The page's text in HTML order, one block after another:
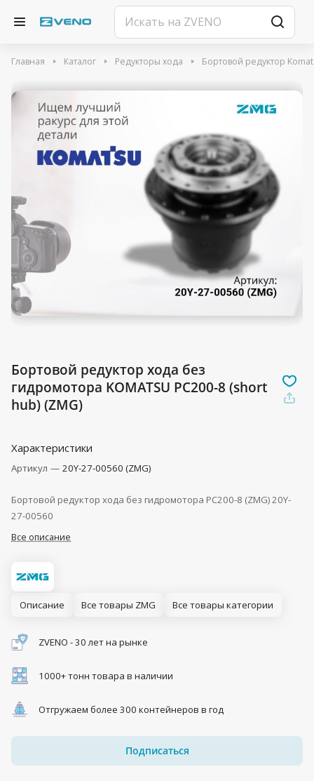
Главная Каталог Редукторы хода Бортовой редуктор
Бортовой редуктор хода без
гидромотора KOMATSU PC200-8 (short
hub) (ZMG)
Характеристики
Артикул — 20Y-27-00560 (ZMG)
Бортовой редуктор хода без гидромотора PC200-8 (ZMG) 20Y-
27-00560
Все описание
Описание Все товары ZMG Все товары категории
ZVENO - 30 лет на рынке
1000+ тонн товара в наличии
Отгружаем более 300 контейнеров в год
Подписаться